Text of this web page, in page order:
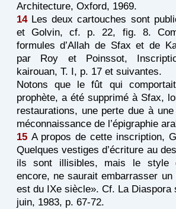
Architecture, Oxford, 1969.
14 Les deux cartouches sont
et Golvin, cf. p. 22, fig. 8.
formules d’Allah de Sfax et de
par Roy et Poinssot,
kairouan, T. I, p. 17 et suivantes.
Notons que le fût qui
prophète, a été supprimé à Sfax,
restaurations, une perte due à
méconnaissance de l’épigraphie
15 A propos de cette inscription,
Quelques vestiges d’écriture au
ils sont illisibles, mais le style
encore, ne saurait embarrasser
est du IXe siècle». Cf. La Diaspora
juin, 1983, p. 67-72.